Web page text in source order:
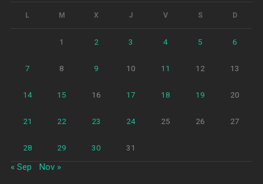
L M X J V S D
1 2 3 4 5 6
7 8 9 10 11 12 13
14 15 16 17 18 19 20
21 22 23 24 25 26 27
28 29 30 31
« Sep Nov »